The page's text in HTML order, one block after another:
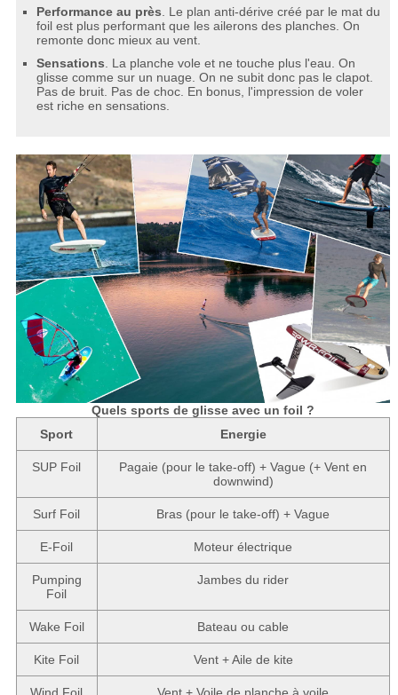
Performance au près. Le plan anti-dérive créé par le mat du
foil est plus performant que les ailerons des planches. On
remonte donc mieux au vent.
Sensations. La planche vole et ne touche plus l'eau. On
glisse comme sur un nuage. On ne subit donc pas le clapot.
Pas de bruit. Pas de choc. En bonus, l'impression de voler
est riche en sensations.
Quels sports de glisse avec un foil ?
Sport
Energie
SUP Foil
Pagaie (pour le take-off) + Vague (+ Vent en
downwind)
Surf Foil Bras (pour le take-off) + Vague
E-Foil Moteur électrique
Pumping
Foil
Jambes du rider
Wake Foil Bateau ou cable
Kite Foil Vent + Aile de kite